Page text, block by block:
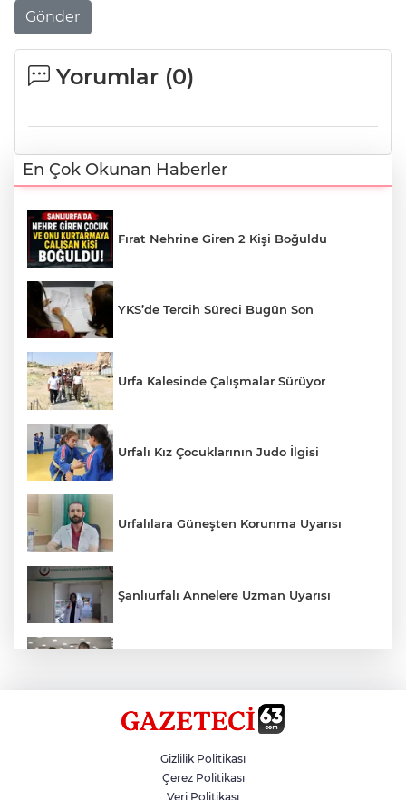
Gönder
Yorumlar (0)
En Çok Okunan Haberler
Fırat Nehrine Giren 2 Kişi Boğuldu
YKS’de Tercih Süreci Bugün Son
Urfa Kalesinde Çalışmalar Sürüyor
Urfalı Kız Çocuklarının Judo İlgisi
Urfalılara Güneşten Korunma Uyarısı
Şanlıurfalı Annelere Uzman Uyarısı
Zincirleme Kazada 7 Kişi Yaralandı
Gizlilik Politikası
Çerez Politikası
Veri Politikası